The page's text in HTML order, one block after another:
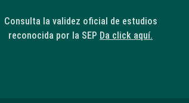
Consulta la validez oficial de estudios
reconocida por la SEP Da click aquí.